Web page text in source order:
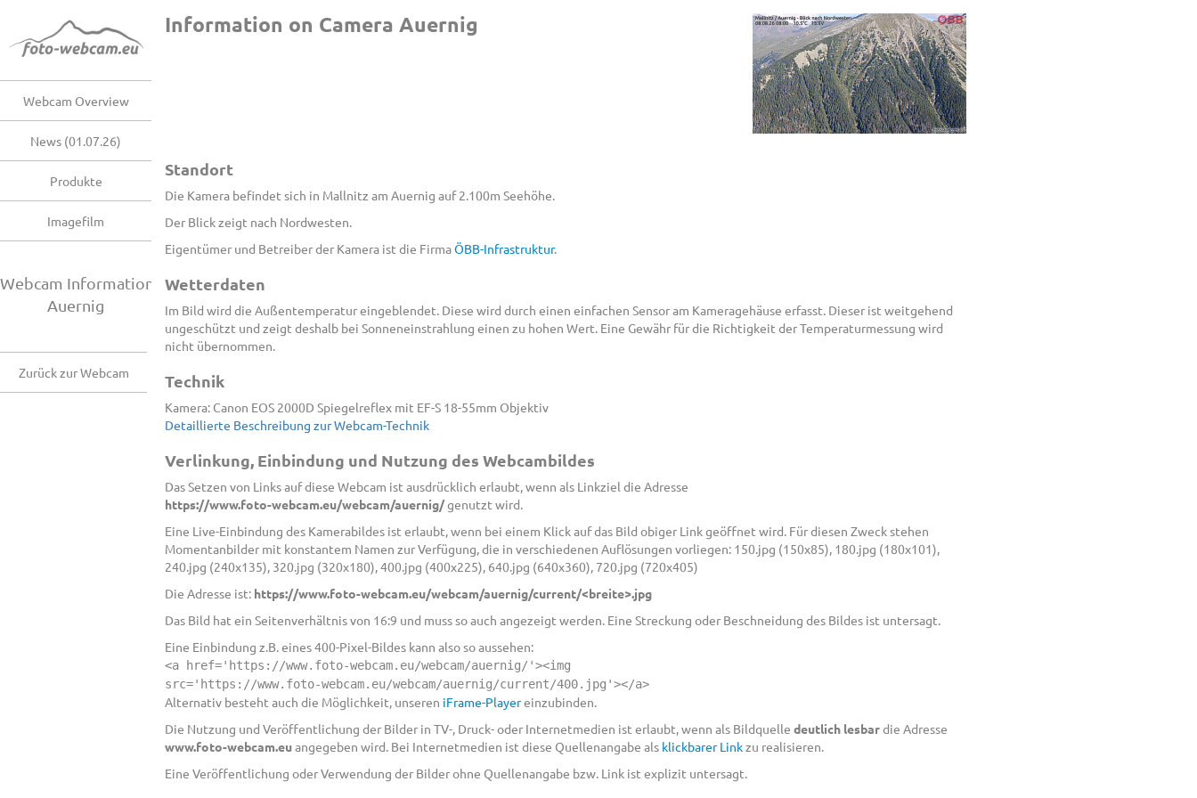
Webcam Overview
News (01.07.26)
Produkte
Imagefilm
Webcam Information
Auernig
Zurück zur Webcam
Information on Camera Auernig
Standort
Die Kamera befindet sich in Mallnitz am Auernig auf 2.100m Seehöhe.
Der Blick zeigt nach Nordwesten.
Eigentümer und Betreiber der Kamera ist die FirmaÖBB-Infrastruktur.
Wetterdaten
Im Bild wird die Außentemperatur eingeblendet. Diese wird durch einen einfachen Sensor am Kameragehäuse erfasst. Dieser ist weitgehend
ungeschützt und zeigt deshalb bei Sonneneinstrahlung einen zu hohen Wert. Eine Gewähr für die Richtigkeit der Temperaturmessung wird
nicht übernommen.
Technik
Kamera: Canon EOS 2000D Spiegelreflex mit EF-S 18-55mm Objektiv
Detaillierte Beschreibung zur Webcam-Technik
Verlinkung, Einbindung und Nutzung des Webcambildes
Das Setzen von Links auf diese Webcam ist ausdrücklich erlaubt, wenn als Linkziel die Adresse
https://www.foto-webcam.eu/webcam/auernig/genutzt wird.
Eine Live-Einbindung des Kamerabildes ist erlaubt, wenn bei einem Klick auf das Bild obiger Link geöffnet wird. Für diesen Zweck stehen
Momentanbilder mit konstantem Namen zur Verfügung, die in verschiedenen Auflösungen vorliegen: 150.jpg (150x85), 180.jpg (180x101),
240.jpg (240x135), 320.jpg (320x180), 400.jpg (400x225), 640.jpg (640x360), 720.jpg (720x405)
Die Adresse ist: https://www.foto-webcam.eu/webcam/auernig/current/<breite>.jpg
Das Bild hat ein Seitenverhältnis von 16:9 und muss so auch angezeigt werden. Eine Streckung oder Beschneidung des Bildes ist untersagt.
Eine Einbindung z.B. eines 400-Pixel-Bildes kann also so aussehen:
<a href='https://www.foto-webcam.eu/webcam/auernig/'><img
src='https://www.foto-webcam.eu/webcam/auernig/current/400.jpg'></a>
Alternativ besteht auch die Möglichkeit, unseren iFrame-Playereinzubinden.
Die Nutzung und Veröffentlichung der Bilder in TV-, Druck- oder Internetmedien ist erlaubt, wenn als Bildquelle deutlich lesbardie Adresse
www.foto-webcam.euangegeben wird. Bei Internetmedien ist diese Quellenangabe als klickbarer Linkzu realisieren.
Eine Veröffentlichung oder Verwendung der Bilder ohne Quellenangabe bzw. Link ist explizit untersagt.